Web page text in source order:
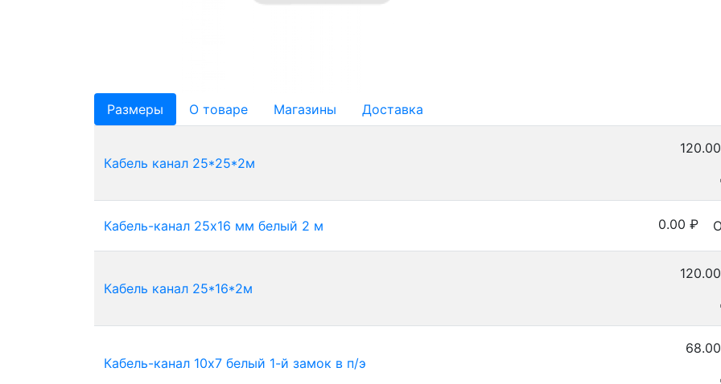
Размеры О товаре Магазины Доставка
Кабель канал 25*25*2м
120.00
Кабель-канал 25х16 мм белый 2 м 0.00 ₽
Кабель канал 25*16*2м
120.00
Кабель-канал 10х7 белый 1-й замок в п/э
68.00